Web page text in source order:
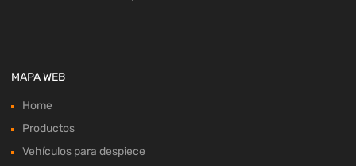
MAPA WEB
Home
Productos
Vehículos para despiece